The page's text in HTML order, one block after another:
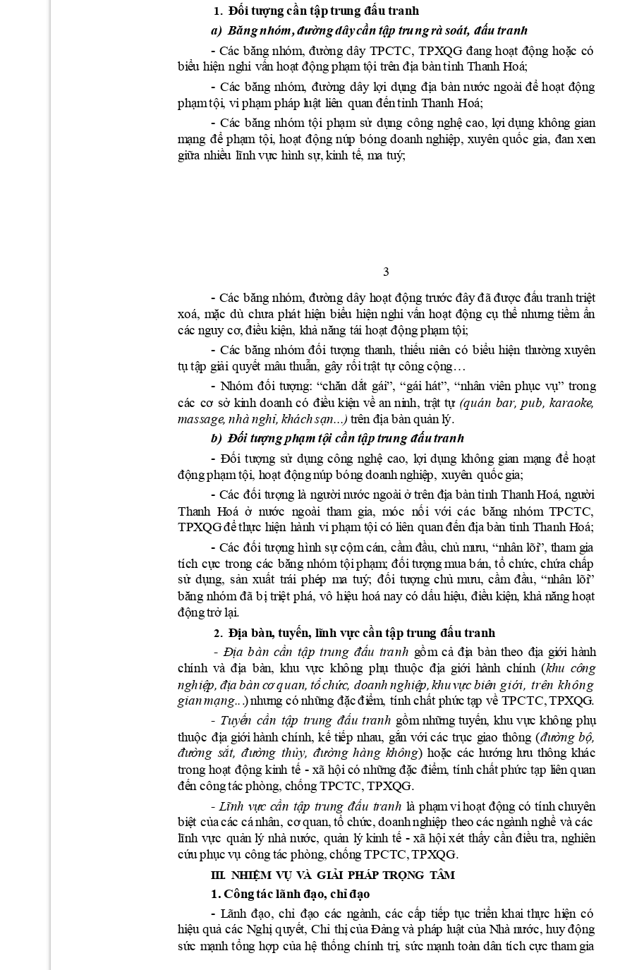
1. Đối tượngcầntậptrung đấu tranh
a) Băngnhóm, đường dây cần tập trung rà soát, đấutranh
- Các băng nhóm, đường dây TPCTC, TPXQG đang hoạt động hoặc có
biểu hiện nghi vấn hoạt độngphạmtội trên địa bàntỉnh Thanh Hoá;
- Các băng nhóm, đường dây lợi dụng địa bàn nước ngoài để hoạt động
phạm tội, vi phạm pháp luật liên quan đếntỉnh Thanh Hoá;
- Các băng nhóm tội phạm sử dụng công nghệ cao, lợi dụng không gian
mạng để phạm tội, hoạt động núp bóng doanh nghiệp, xuyên quốc gia, đan xen
giữa nhiều lĩnh vực hình sự, kinh tế, ma tuý;
3
- Các băng nhóm, đường dây hoạt động trước đây đã được đấu tranh triệt
xoá, mặc dù chưa phát hiện biểu hiện nghi vấn hoạt động cụ thể nhưng tiềm ẩn
các nguy cơ, điều kiện, khả năng tái hoạt độngphạm tội;
- Các băng nhóm đối tượng thanh, thiếu niên có biểu hiện thường xuyên
tụ tập giải quyết mâu thuẫn, gây rối trật tự công cộng…
- Nhóm đối tượng: “chăn dắt gái”, “gái hát”, “nhân viên phục vụ” trong
các cơ sở kinh doanh có điều kiện về an ninh, trật tự (quán bar, pub, karaoke,
massage, nhànghỉ, kháchsạn...) trên địa bàn quản lý.
b) Đối tượng phạm tội cần tập trung đấu tranh
- Đối tượng sử dụng công nghệ cao, lợi dụng không gian mạng để hoạt
độngphạm tội, hoạt độngnúp bóngdoanh nghiệp, xuyên quốcgia;
- Các đối tượng là ngườinước ngoài ở trên địa bàn tỉnh Thanh Hoá, người
Thanh Hoá ở nước ngoài tham gia, móc nối với các
  b
ăng
  n
hóm
  TP
CTC,
TPXQG để thực hiện hành vi phạm tội có liên quan đến địa bàn tỉnh Thanh Hoá;
- Các đối tượng hình sự cộm cán, cầm đầu, chủ mưu, “nhân lõi”, tham gia
tích cực trong các băng nhóm tội phạm; đối tượng mua bán, tổ chức, chứa chấp
sử dụng, sản xuất trái phép ma tuý; đối tượng chủ mưu, cầm đầu, “nhân lõi”
băng nhóm đã bị triệt phá, vô hiệu hoá nay có dấu hiệu, điều kiện, khả năng hoạt
độngtrở lại.
2. Địa bàn, tuyến, lĩnh vực cầntập trung đấu tranh
- Địa bàn cần tập trung đấu tranh gồm cả địa bàn theo địa giới hành
chính và địa bàn,  khu vực không phụ thuộc địa giới hành chính (khu công
nghiệp, địa bàn cơ quan, tổchức, doanh nghiệp, khuvực biên giới, trên không
gian mạng...) nhưng có những đặcđiểm, tính chất phứctạp về TPCTC, TPXQG.
- Tuyến cần tập trung đấu tranh gồm những tuyến, khu vực không phụ
thuộc địa giới hành chính, kế tiếp nhau, gắn với các trục giao thông (đường bộ,
đường sắt, đường thủy, đường hàng không) hoặc các hướng lưu thông khác
trong hoạt động kinh tế - xã hội có những đặc điểm, tính chất phức tạp liên quan
đến côngtác phòng, chốngTPCTC, TPXQG.
- Lĩnh vực cần tập trung đấu tranh là phạm vi hoạt động có tính chuyên
biệt của các cánhân, cơ quan, tổ chức, doanhnghiệp theo các ngành nghề và các
lĩnh vực quản lý nhà nước, quản lý kinh tế - xã hội xét thấy cần điều tra, nghiên
cứuphục vụ công tác phòng, chốngTPCTC, TPXQG.
III. NHIỆM VỤ VÀ
  G
IẢI PHÁP TRỌNG TÂM
1. Côngtáclãnh đạo, chỉ đạo
- Lãnh đạo, chỉ đạo các ngành, các cấp tiếp tục triển khai thực hiện có
hiệu quả các Nghị quyết, Chỉ thị của Đảng và pháp luật của Nhà nước, huy động
sức mạnh tổng hợp của hệ thống chính trị, sức mạnh toàn dân tích cực tham gia